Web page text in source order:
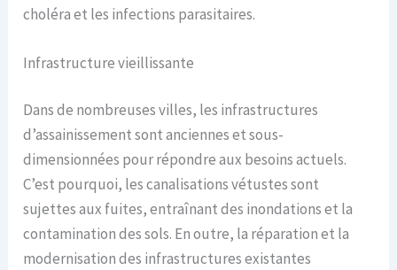
choléra et les infections parasitaires.
Infrastructure vieillissante
Dans de nombreuses villes, les infrastructures
d’assainissement sont anciennes et sous-
dimensionnées pour répondre aux besoins actuels.
C’est pourquoi, les canalisations vétustes sont
sujettes aux fuites, entraînant des inondations et la
contamination des sols. En outre, la réparation et la
modernisation des infrastructures existantes